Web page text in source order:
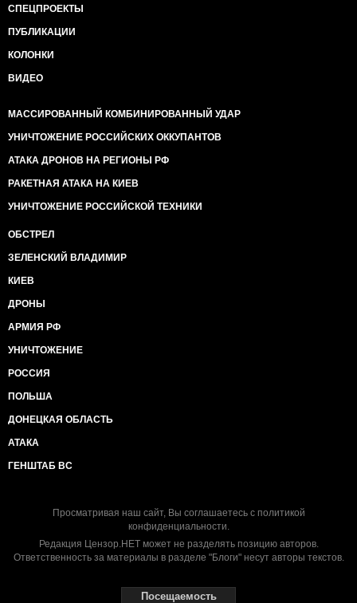
СПЕЦПРОЕКТЫ
ПУБЛИКАЦИИ
КОЛОНКИ
ВИДЕО
МАССИРОВАННЫЙ КОМБИНИРОВАННЫЙ УДАР
УНИЧТОЖЕНИЕ РОССИЙСКИХ ОККУПАНТОВ
АТАКА ДРОНОВ НА РЕГИОНЫ РФ
РАКЕТНАЯ АТАКА НА КИЕВ
УНИЧТОЖЕНИЕ РОССИЙСКОЙ ТЕХНИКИ
ОБСТРЕЛ
ЗЕЛЕНСКИЙ ВЛАДИМИР
КИЕВ
ДРОНЫ
АРМИЯ РФ
УНИЧТОЖЕНИЕ
РОССИЯ
ПОЛЬША
ДОНЕЦКАЯ ОБЛАСТЬ
АТАКА
ГЕНШТАБ ВС
Просматривая наш сайт, Вы соглашаетесь с политикой
конфиденциальности.
Редакция Цензор.НЕТ может не разделять позицию авторов.
Ответственность за материалы в разделе "Блоги" несут авторы текстов.
Посещаемость